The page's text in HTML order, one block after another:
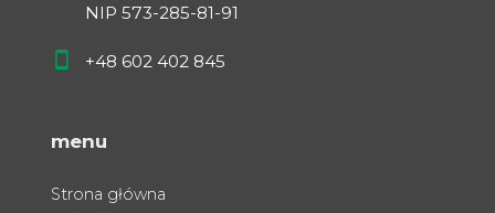
NIP 573-285-81-91
+48 602 402 845
menu
Strona główna